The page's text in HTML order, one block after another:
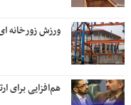
ورزش زورخانه
هم‌افزایی برای